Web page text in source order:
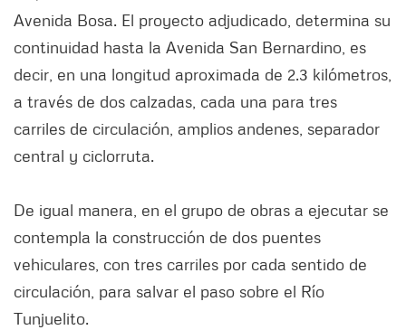
Avenida Bosa. El proyecto adjudicado, determina su
continuidad hasta la Avenida San Bernardino, es
decir, en una longitud aproximada de 2.3 kilómetros,
a través de dos calzadas, cada una para tres
carriles de circulación, amplios andenes, separador
central y ciclorruta.
De igual manera, en el grupo de obras a ejecutar se
contempla la construcción de dos puentes
vehiculares, con tres carriles por cada sentido de
circulación, para salvar el paso sobre el Río
Tunjuelito.